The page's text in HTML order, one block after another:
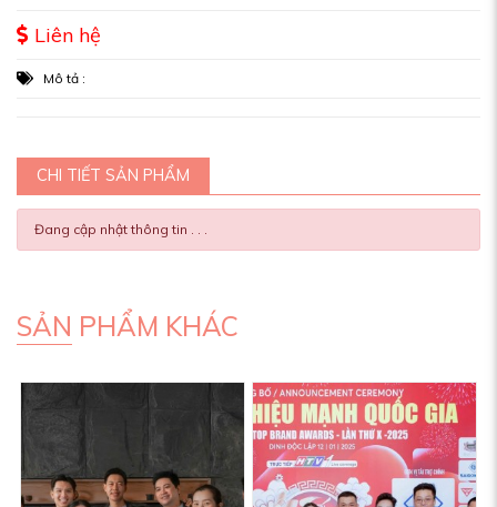
Liên hệ
Mô tả :
CHI TIẾT SẢN PHẨM
Đang cập nhật thông tin . . .
SẢN PHẨM KHÁC